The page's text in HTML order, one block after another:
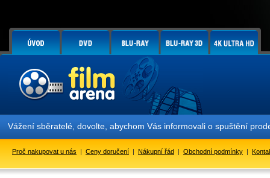
Vážení sběratelé, dovolte, abychom Vás informovali o spuštění
Proč nakupovat u nás | Ceny doručení | Nákupní řád | Obchodní podmínky |